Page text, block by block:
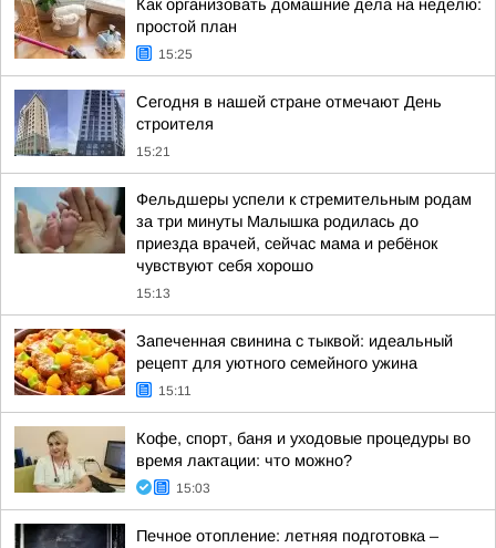
Как организовать домашние дела на неделю:
простой план
15:25
Сегодня в нашей стране отмечают День
строителя
15:21
Фельдшеры успели к стремительным родам
за три минуты Малышка родилась до
приезда врачей, сейчас мама и ребёнок
чувствуют себя хорошо
15:13
Запеченная свинина с тыквой: идеальный
рецепт для уютного семейного ужина
15:11
Кофе, спорт, баня и уходовые процедуры во
время лактации: что можно?
15:03
Печное отопление: летняя подготовка –